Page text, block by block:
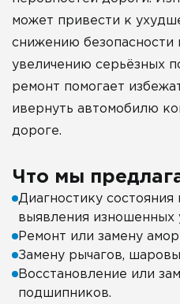
может привести к
снижению безопасности
увеличению серьёзных
ремонт помогает
ивернуть автомобилю
дороге.
Что мы
Диагностику состояния
выявления изношенных
Ремонт или замену
Замену рычагов,
Восстановление или
подшипников.